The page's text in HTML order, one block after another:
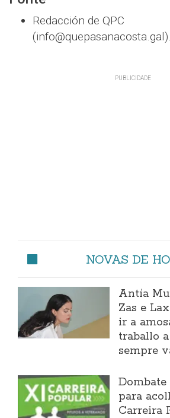
Redacción de QPC
(info@quepasanacosta.gal).
NOVAS DE
Antía
Zas e
ir a
traballo
sempre
Dombate
para
Carreira